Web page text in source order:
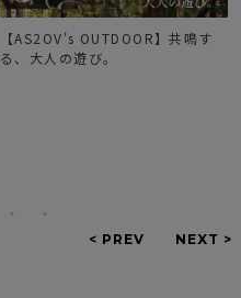
【AS2OV's OUTDOOR】共鳴す
る、大人の遊び。